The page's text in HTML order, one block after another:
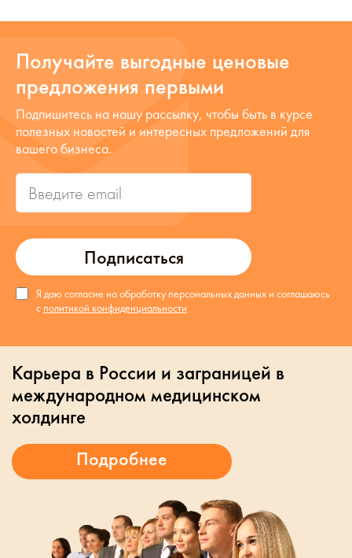
Получайте выгодные ценовые
предложения первыми
Подписаться
Подпишитесь на нашу рассылку, чтобы быть в курсе
полезных новостей и интересных предложений для
вашего бизнеса.
Я даю согласие на обработку персональных данных и соглашаюсь
с политикой конфиденциальности
Карьера в России и заграницей в
международном медицинском
холдинге